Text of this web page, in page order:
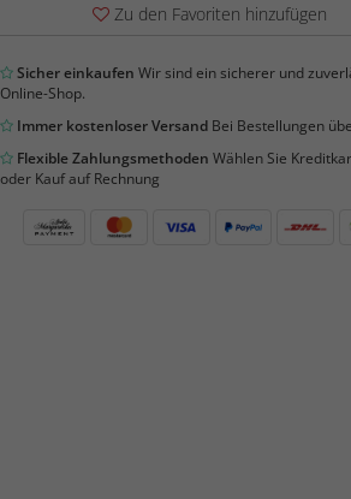
Zu den Favoriten hinzufügen
Sicher einkaufen Wir sind ein sicherer und
Online-Shop.
Immer kostenloser VersandBei Bestellungen
Flexible Zahlungsmethoden Wählen Sie
oder Kauf auf Rechnung